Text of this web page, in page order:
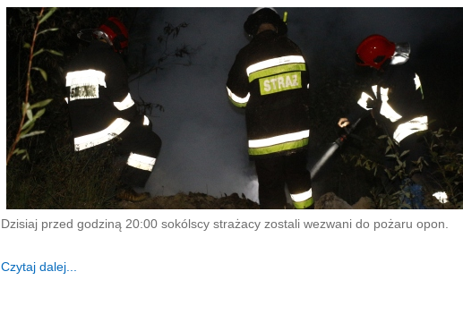
Dzisiaj przed godziną 20:00 sokólscy strażacy zostali wezwani do pożaru opon.
Czytaj dalej...